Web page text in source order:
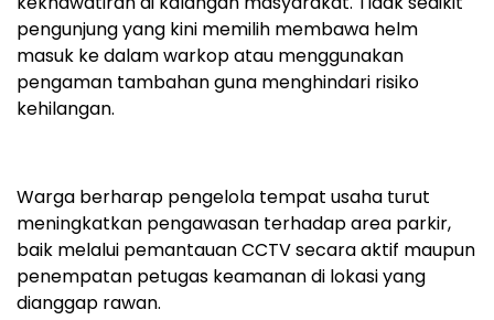
pengunjung yang kini memilih membawa helm
masuk ke dalam warkop atau menggunakan
pengaman tambahan guna menghindari risiko
kehilangan.
Warga berharap pengelola tempat usaha turut
meningkatkan pengawasan terhadap area parkir,
baik melalui pemantauan CCTV secara aktif maupun
penempatan petugas keamanan di lokasi yang
dianggap rawan.